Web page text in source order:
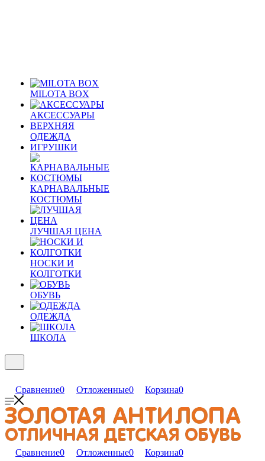
MILOTA BOX
АКСЕССУАРЫ
ВЕРХНЯЯ
ОДЕЖДА
ИГРУШКИ
КАРНАВАЛЬНЫЕ
КОСТЮМЫ
ЛУЧШАЯ ЦЕНА
НОСКИ И
КОЛГОТКИ
ОБУВЬ
ОДЕЖДА
ШКОЛА
Сравнение0 Отложенные0 Корзина0
Сравнение0 Отложенные0 Корзина0